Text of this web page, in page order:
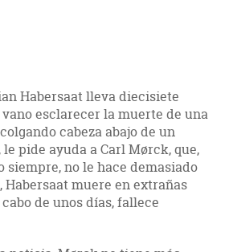
Habersaat lleva diecisiete
esclarecer la muerte de una
cabeza abajo de un
le pide ayuda a Carl Mørck, que,
siempre, no le hace demasiado
Habersaat muere en extrañas
de unos días, fallece